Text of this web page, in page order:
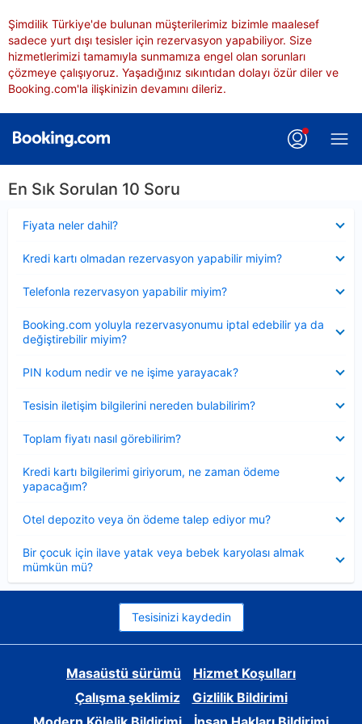
Şimdilik Türkiye'de bulunan müşterilerimiz bizimle maalesef
sadece yurt dışı tesisler için rezervasyon yapabiliyor. Size
hizmetlerimizi tamamıyla sunmamıza engel olan sorunları
çözmeye çalışıyoruz. Yaşadığınız sıkıntıdan dolayı özür diler ve
Booking.com'la ilişkinizin devamını dileriz.
En Sık Sorulan 10 Soru
Fiyata neler dahil?
Kredi kartı olmadan rezervasyon yapabilir miyim?
Telefonla rezervasyon yapabilir miyim?
Booking.com yoluyla rezervasyonumu iptal edebilir ya da
değiştirebilir miyim?
PIN kodum nedir ve ne işime yarayacak?
Tesisin iletişim bilgilerini nereden bulabilirim?
Toplam fiyatı nasıl görebilirim?
Kredi kartı bilgilerimi giriyorum, ne zaman ödeme
yapacağım?
Otel depozito veya ön ödeme talep ediyor mu?
Bir çocuk için ilave yatak veya bebek karyolası almak
mümkün mü?
Tesisinizi kaydedin
Masaüstü sürümü
Hizmet Koşulları
Çalışma şeklimiz
Gizlilik Bildirimi